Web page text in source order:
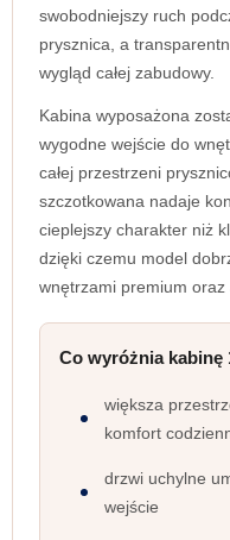
swobodniejszy ruch
prysznica, a
wygląd całej zabudowy.
Kabina wyposażona
wygodne wejście do
całej przestrzeni
szczotkowana nadaje
cieplejszy charakter niż
dzięki czemu model
wnętrzami premium oraz
Co wyróżnia kabinę
większa
komfort
drzwi uchylne
wejście